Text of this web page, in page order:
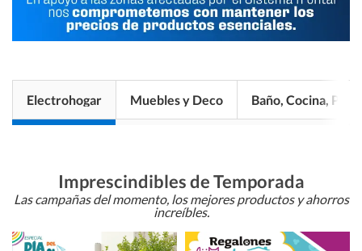
Electrohogar Muebles y Deco Baño, Cocina, Pisos
Imprescindibles de Temporada
Las campañas del momento, los mejores productos y ahorros
increíbles.